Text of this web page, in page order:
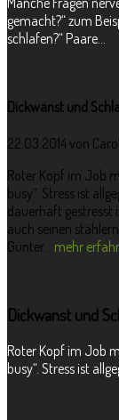
gemacht?“ zum
schlafen?“ Paare...
Dickwanst und
22.03.2014 von
Roter Kopf im Job
busy“. Stress ist
dauerhaft gestresst
auch seinen
Günter... mehr
Dickwanst und
Roter Kopf im Job
busy“. Stress ist